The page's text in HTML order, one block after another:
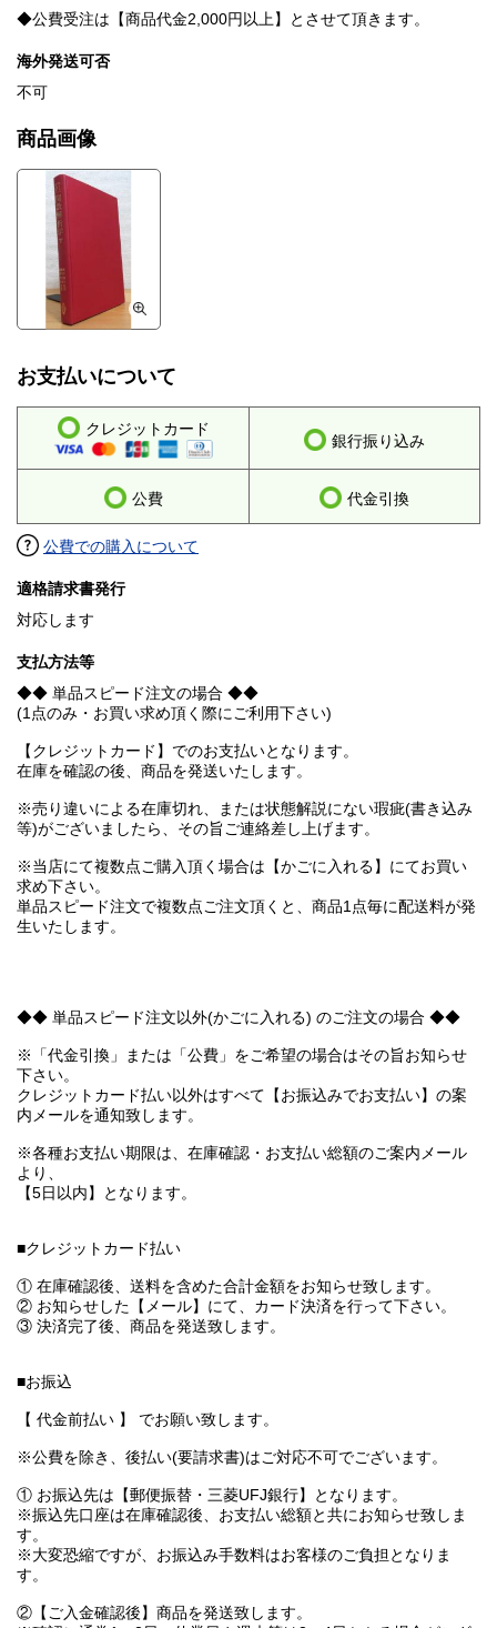
◆公費受注は【商品代金2,000円以上】とさせて頂きます。
海外発送可否
不可
商品画像
お支払いについて
クレジットカード
銀行振り込み
公費 代金引換
公費での購入について
適格請求書発行
対応します
支払方法等
◆◆ 単品スピード注文の場合 ◆◆
(1点のみ・お買い求め頂く際にご利用下さい)
【クレジットカード】でのお支払いとなります。
在庫を確認の後、商品を発送いたします。
※売り違いによる在庫切れ、または状態解説にない瑕疵(書き込み
等)がございましたら、その旨ご連絡差し上げます。
※当店にて複数点ご購入頂く場合は【かごに入れる】にてお買い
求め下さい。
単品スピード注文で複数点ご注文頂くと、商品1点毎に配送料が発
生いたします。
◆◆ 単品スピード注文以外(かごに入れる) のご注文の場合 ◆◆
※「代金引換」または「公費」をご希望の場合はその旨お知らせ
下さい。
クレジットカード払い以外はすべて【お振込みでお支払い】の案
内メールを通知致します。
※各種お支払い期限は、在庫確認・お支払い総額のご案内メール
より、
【5日以内】となります。
■クレジットカード払い
① 在庫確認後、送料を含めた合計金額をお知らせ致します。
② お知らせした【メール】にて、カード決済を行って下さい。
③ 決済完了後、商品を発送致します。
■お振込
【 代金前払い 】 でお願い致します。
※公費を除き、後払い(要請求書)はご対応不可でございます。
① お振込先は【郵便振替・三菱UFJ銀行】となります。
※振込先口座は在庫確認後、お支払い総額と共にお知らせ致しま
す。
※大変恐縮ですが、お振込み手数料はお客様のご負担となりま
す。
②【ご入金確認後】商品を発送致します。